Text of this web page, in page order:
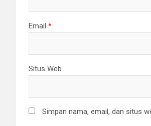
Email *
Situs Web
Simpan nama, email, dan situs